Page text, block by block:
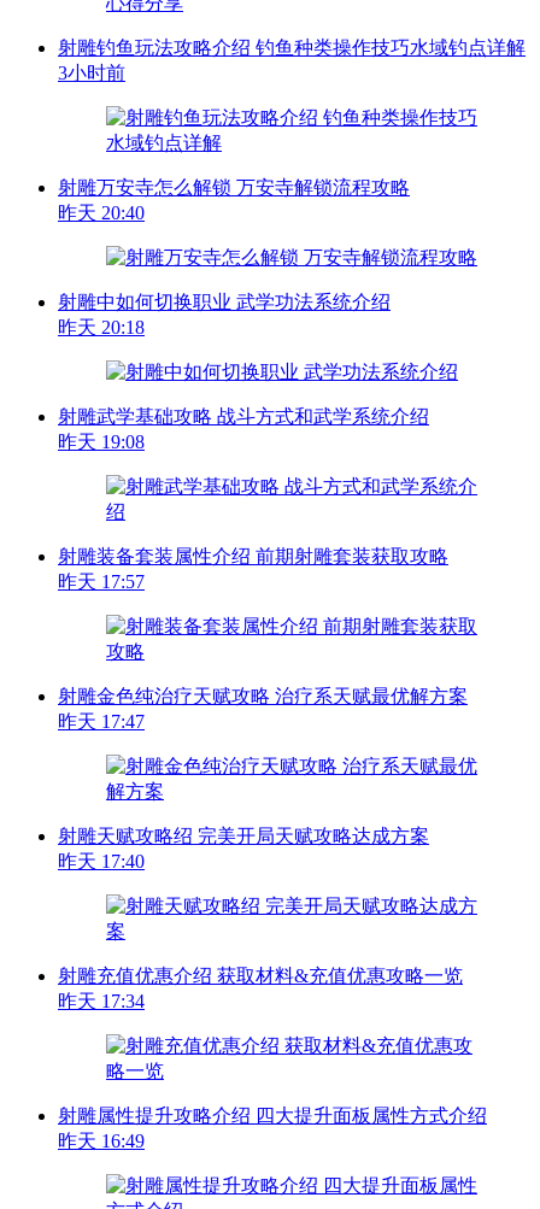
射雕钓鱼玩法攻略介绍 钓鱼种类操作技巧水域钓点详解
3小时前
射雕万安寺怎么解锁 万安寺解锁流程攻略
昨天 20:40
射雕中如何切换职业 武学功法系统介绍
昨天 20:18
射雕武学基础攻略 战斗方式和武学系统介绍
昨天 19:08
射雕装备套装属性介绍 前期射雕套装获取攻略
昨天 17:57
射雕金色纯治疗天赋攻略 治疗系天赋最优解方案
昨天 17:47
射雕天赋攻略绍 完美开局天赋攻略达成方案
昨天 17:40
射雕充值优惠介绍 获取材料&充值优惠攻略一览
昨天 17:34
射雕属性提升攻略介绍 四大提升面板属性方式介绍
昨天 16:49